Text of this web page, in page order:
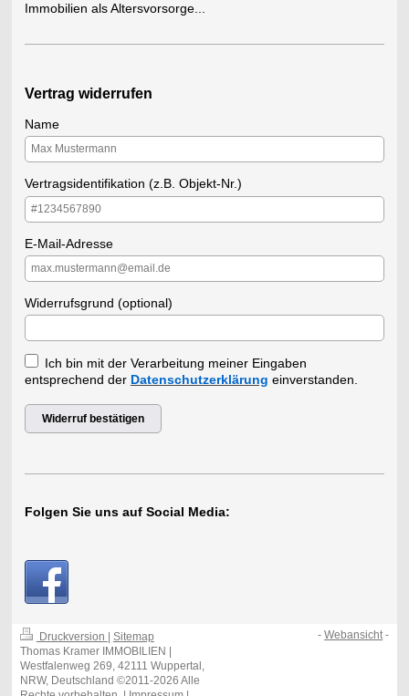
Immobilien als Altersvorsorge...
Vertrag widerrufen
Name
Vertragsidentifikation (z.B. Objekt-Nr.)
E-Mail-Adresse
Widerrufsgrund (optional)
Ich bin mit der Verarbeitung meiner Eingaben
entsprechend der Datenschutzerklärung einverstanden.
Widerruf bestätigen
Folgen Sie uns auf Social Media:
Druckversion | Sitemap
Thomas Kramer IMMOBILIEN |
Westfalenweg 269, 42111 Wuppertal,
NRW, Deutschland ©2011-2026 Alle
-Webansicht -